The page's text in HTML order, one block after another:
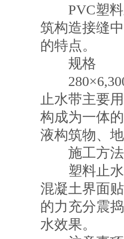
PVC塑料
筑构造接缝
的特点。
规格
止水带主要
构成为一体
液构筑物、
施工方法
塑料止水
混凝土界面
的力充分震
水效果。